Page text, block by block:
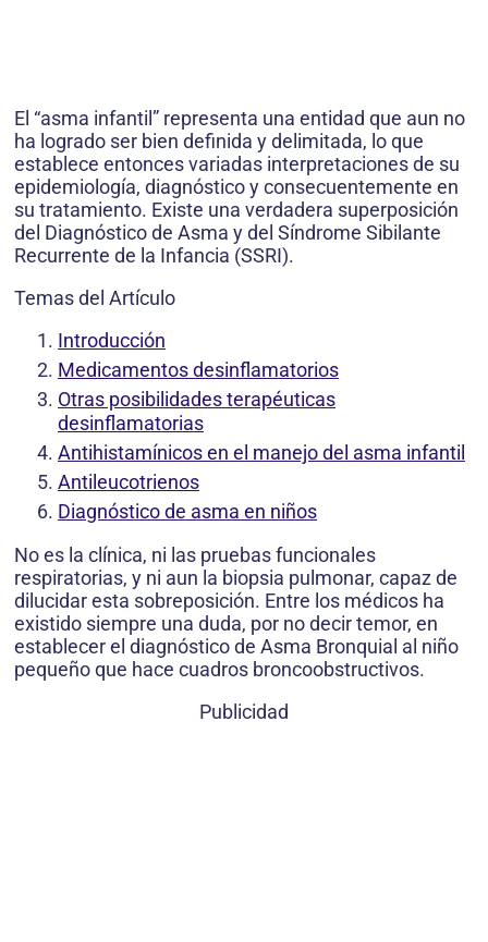
El “asma infantil” representa una entidad que aun no
ha logrado ser bien definida y delimitada, lo que
establece entonces variadas interpretaciones de su
epidemiología, diagnóstico y consecuentemente en
su tratamiento. Existe una verdadera superposición
del Diagnóstico de Asma y del Síndrome Sibilante
Recurrente de la Infancia (SSRI).
Temas del Artículo
Introducción
Medicamentos desinflamatorios
Otras posibilidades terapéuticas
desinflamatorias
Antihistamínicos en el manejo del asma infantil
Antileucotrienos
Diagnóstico de asma en niños
No es la clínica, ni las pruebas funcionales
respiratorias, y ni aun la biopsia pulmonar, capaz de
dilucidar esta sobreposición. Entre los médicos ha
existido siempre una duda, por no decir temor, en
establecer el diagnóstico de Asma Bronquial al niño
pequeño que hace cuadros broncoobstructivos.
Publicidad